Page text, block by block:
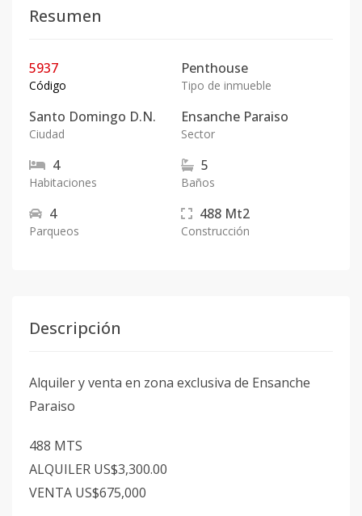
Resumen
5937
Código
Penthouse
Tipo de inmueble
Santo Domingo D.N.
Ciudad
Ensanche Paraiso
Sector
4
Habitaciones
5
Baños
4
Parqueos
488 Mt2
Construcción
Descripción
Alquiler y venta en zona exclusiva de Ensanche
Paraiso
488 MTS
ALQUILER US$3,300.00
VENTA US$675,000